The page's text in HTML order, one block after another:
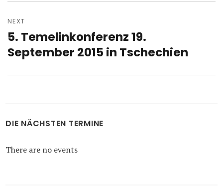
NEXT
Next
post:
5. Temelinkonferenz 19.
September 2015 in Tschechien
DIE NÄCHSTEN TERMINE
There are no events